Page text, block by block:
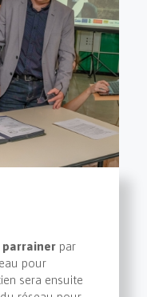
parrainer par
pour
sera ensuite